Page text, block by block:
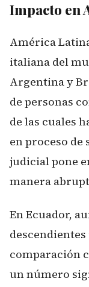
Impacto en
América
italiana del
Argentina y
de personas
de las cuales
en proceso
judicial pone
manera
En Ecuador,
comparación
un número